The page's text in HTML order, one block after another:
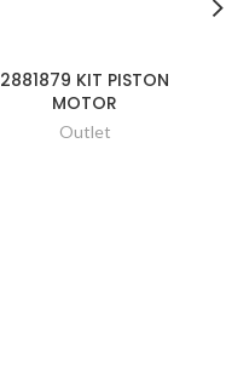
2881879 KIT PISTON
MOTOR
Outlet